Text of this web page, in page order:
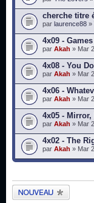
cherche titre
par laurence88 »
4x09 -
par Akah » Mar
4x08 - You
par Akah » Mar
4x06 -
par Akah » Mar
4x05 -
par Akah » Mar
4x02 - The
par Akah » Mar
Publier un nouveau
sujet